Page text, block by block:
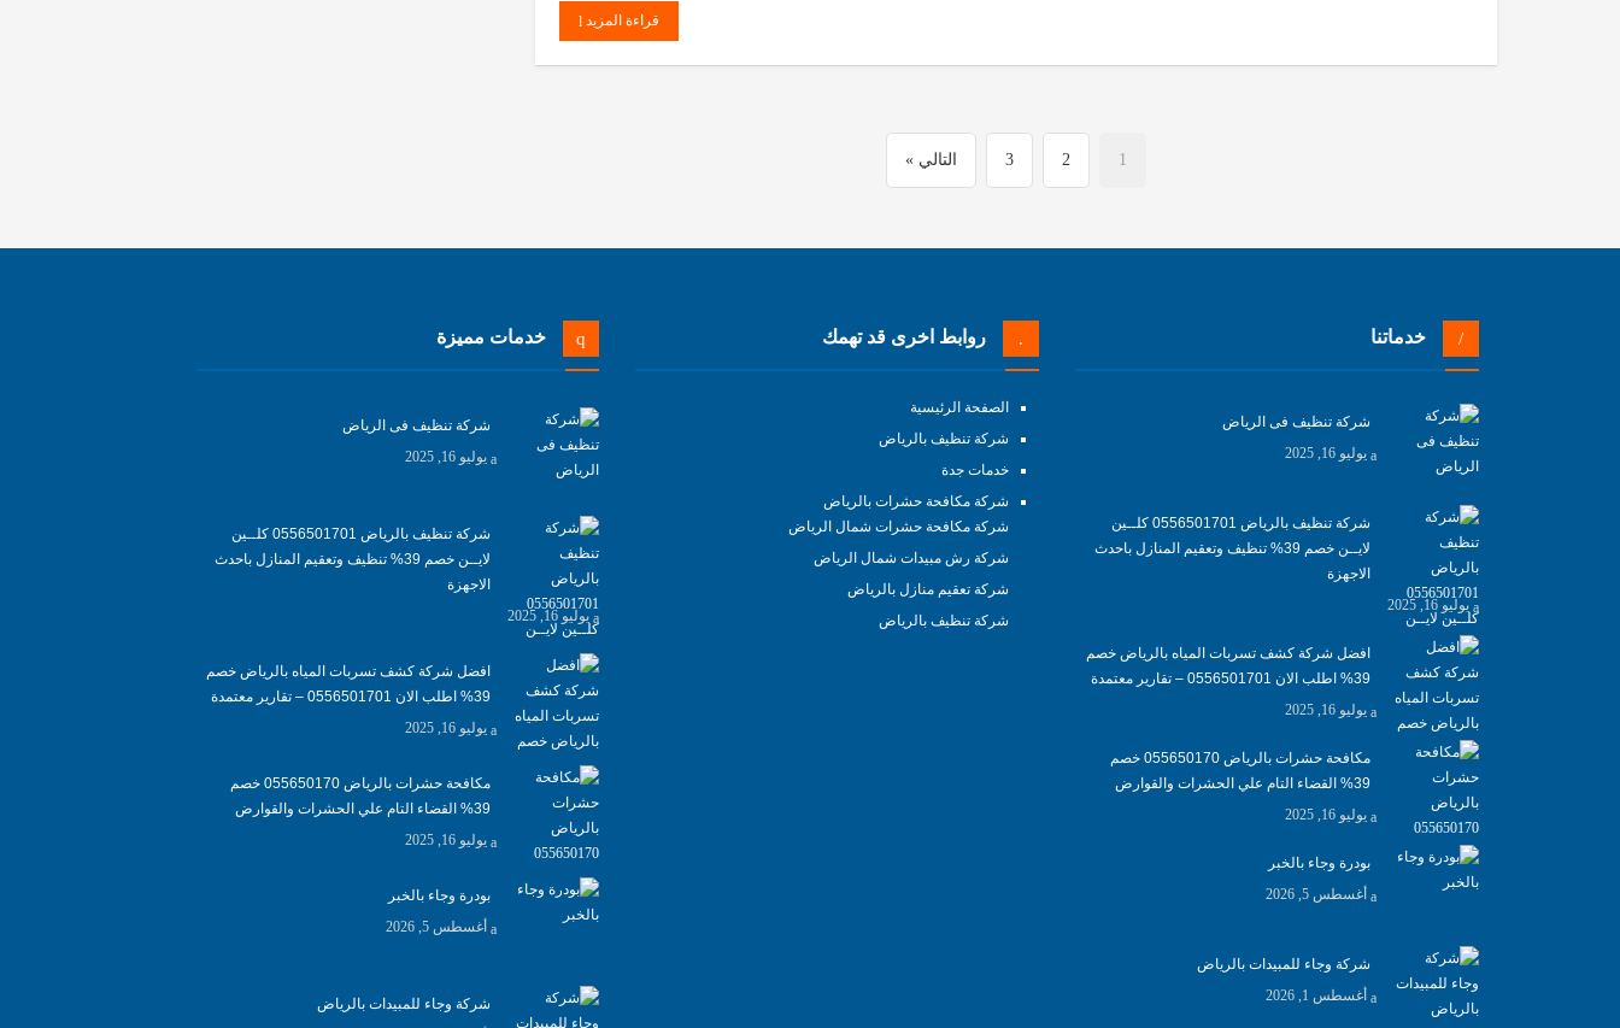
قراءة المزيد
1
2
3 التالي »
خدماتنا
شركة تنظيف فى الرياض
يوليو 16, 2025
شركة تنظيف بالرياض 0556501701 كلــين
لايــن خصم 39% تنظيف وتعقيم المنازل باحدث
الاجهزة
يوليو 16, 2025
افضل شركة كشف تسربات المياه بالرياض خصم
39% اطلب الان 0556501701‬‏ – تقارير معتمدة
يوليو 16, 2025
مكافحة حشرات بالرياض 055650170 خصم
39% القضاء التام علي الحشرات والقوارض
يوليو 16, 2025
بودرة وجاء بالخبر
أغسطس 5, 2026
شركة وجاء للمبيدات بالرياض
أغسطس 1, 2026
روابط اخرى قد تهمك
الصفحة الرئيسية
شركة تنظيف بالرياض
خدمات جدة
شركة مكافحة حشرات بالرياض
شركة مكافحة حشرات شمال الرياض
شركة رش مبيدات شمال الرياض
شركة تعقيم منازل بالرياض
شركة تنظيف بالرياض
خدمات مميزة
شركة تنظيف فى الرياض
يوليو 16, 2025
شركة تنظيف بالرياض 0556501701 كلــين
لايــن خصم 39% تنظيف وتعقيم المنازل باحدث
الاجهزة
يوليو 16, 2025
افضل شركة كشف تسربات المياه بالرياض خصم
39% اطلب الان 0556501701‬‏ – تقارير معتمدة
يوليو 16, 2025
مكافحة حشرات بالرياض 055650170 خصم
39% القضاء التام علي الحشرات والقوارض
يوليو 16, 2025
بودرة وجاء بالخبر
أغسطس 5, 2026
شركة وجاء للمبيدات بالرياض